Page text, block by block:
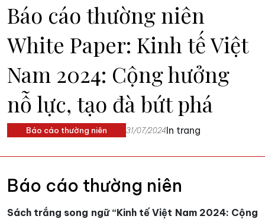
Báo cáo thường niên
White Paper: Kinh tế Việt
Nam 2024: Cộng hưởng
nỗ lực, tạo đà bứt phá
Báo cáo thường niên 31/07/2024In trang
Báo cáo thường niên
Sách trắng song ngữ “Kinh tế Việt Nam 2024: Cộng